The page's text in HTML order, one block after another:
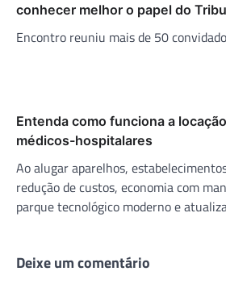
conhecer melhor o papel do
Encontro reuniu mais de 50
Entenda como funciona a
médicos-hospitalares
Ao alugar aparelhos,
redução de custos, economia com
parque tecnológico moderno e
Deixe um comentário